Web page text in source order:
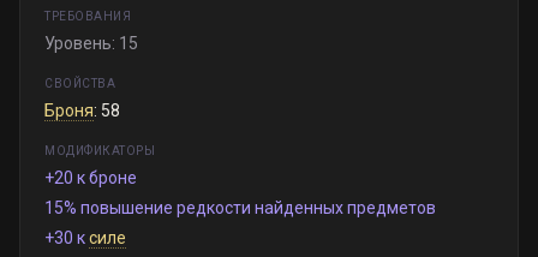
ТРЕБОВАНИЯ
Уровень: 15
СВОЙСТВА
Броня: 58
МОДИФИКАТОРЫ
+20 к броне
15% повышение редкости найденных предметов
+30 ксиле